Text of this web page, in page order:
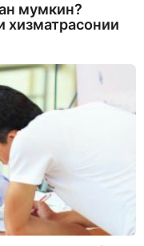
мумкин?
хизматрасонии